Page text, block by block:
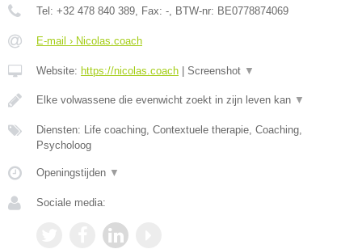
Tel: +32 478 840 389, Fax: -, BTW-nr: BE0778874069
E-mail › Nicolas.coach
Website: https://nicolas.coach Screenshot ▼
Elke volwassene die evenwicht zoekt in zijn leven kan ▼
Diensten: Life coaching, Contextuele therapie, Coaching,
Psycholoog
Openingstijden ▼
Sociale media: